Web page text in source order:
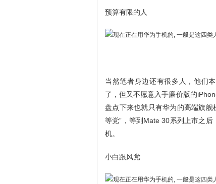
预算有限的人
当然笔者身边还有很多人，他们
了，但又不愿意入手廉价版的
盘点下来也就只有华为的高端旗
等党”，等到Mate 30系列上市之
机。
小白跟风党